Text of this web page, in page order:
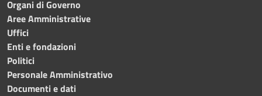
Organi di Governo
Aree Amministrative
Uffici
Enti e fondazioni
Politici
Personale Amministrativo
Documenti e dati